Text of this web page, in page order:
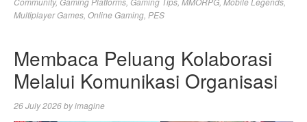
Multiplayer Games Online Gaming PES
Membaca Peluang Kolaborasi
Melalui Komunikasi Organisasi
26 July 2026byimagine